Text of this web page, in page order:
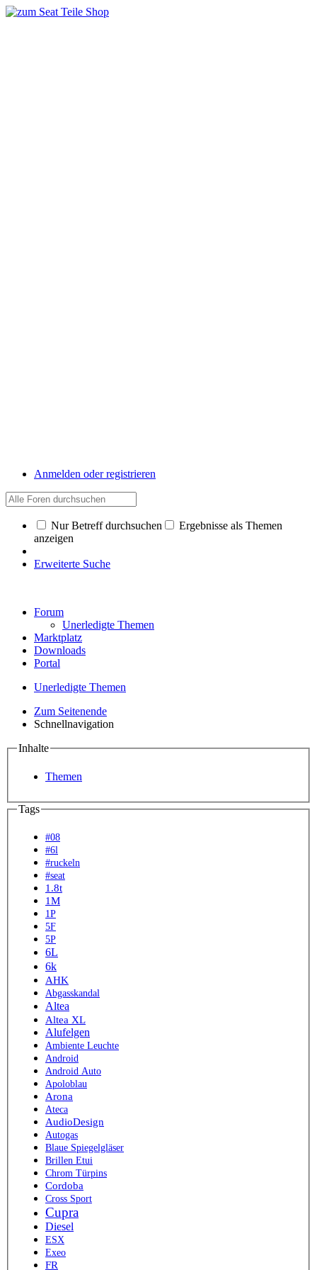
Anmelden oder registrieren
Nur Betreff durchsuchen
Ergebnisse als Themen
anzeigen
Erweiterte Suche
Forum
Unerledigte Themen
Marktplatz
Downloads
Portal
Unerledigte Themen
Zum Seitenende
Schnellnavigation
Inhalte
Themen
Tags
#08
#6l
#ruckeln
#seat
1.8t
1M
1P
5F
5P
6L
6k
AHK
Abgasskandal
Altea
Altea XL
Alufelgen
Ambiente Leuchte
Android
Android Auto
Apoloblau
Arona
Ateca
AudioDesign
Autogas
Blaue Spiegelgläser
Brillen Etui
Chrom Türpins
Cordoba
Cross Sport
Cupra
Diesel
ESX
Exeo
FR